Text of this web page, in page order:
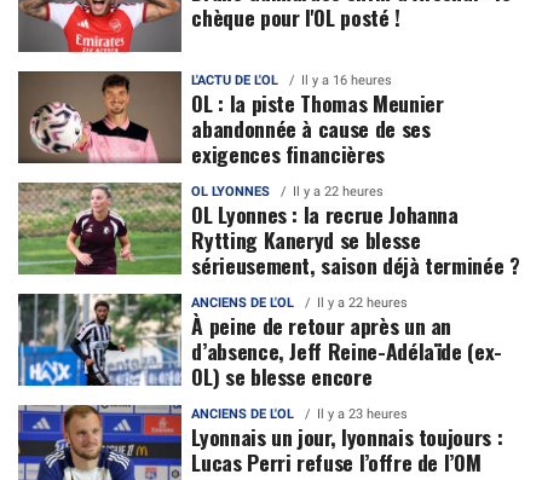
chèque pour l'OL posté !
L'ACTU DE L'OL Il y a 16 heures
OL : la piste Thomas Meunier
abandonnée à cause de ses
exigences financières
OL LYONNES Il y a 22 heures
OL Lyonnes : la recrue Johanna
Rytting Kaneryd se blesse
sérieusement, saison déjà terminée ?
ANCIENS DE L'OL Il y a 22 heures
À peine de retour après un an
d’absence, Jeff Reine-Adélaïde (ex-
OL) se blesse encore
ANCIENS DE L'OL Il y a 23 heures
Lyonnais un jour, lyonnais toujours :
Lucas Perri refuse l’offre de l’OM